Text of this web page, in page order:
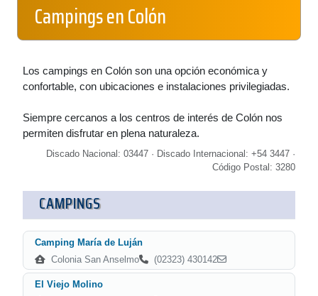
Campings en Colón
Los campings en Colón son una opción económica y
confortable, con ubicaciones e instalaciones privilegiadas.
Siempre cercanos a los centros de interés de Colón nos
permiten disfrutar en plena naturaleza.
Discado Nacional: 03447 · Discado Internacional: +54 3447 ·
Código Postal: 3280
CAMPINGS
Camping María de Luján
Colonia San Anselmo
(02323) 430142
El Viejo Molino